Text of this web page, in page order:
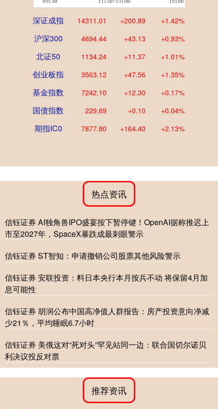
深证成指 14311.01 +200.89 +1.42%
沪深300 4694.44 +43.13 +0.93%
北证50 1134.24 +11.37 +1.01%
创业板指 3563.12 +47.56 +1.35%
基金指数 7242.10 +12.30 +0.17%
国债指数 229.69 +0.10 +0.04%
期指IC0 7877.80 +164.40 +2.13%
热点资讯
信钰证券 AI独角兽IPO盛宴按下暂停键！OpenAI据称推迟上
市至2027年，SpaceX暴跌成最刺眼警示
信钰证券 ST智知：申请撤销公司股票其他风险警示
信钰证券 安联投资：料日本央行本月按兵不动 将保留4月加
息可能性
信钰证券 胡润公布中国高净值人群报告：房产投资意向净减
少21％，平均睡眠6.7小时
信钰证券 美俄这对“死对头”罕见站同一边：联合国切尔诺贝
利决议投反对票
推荐资讯